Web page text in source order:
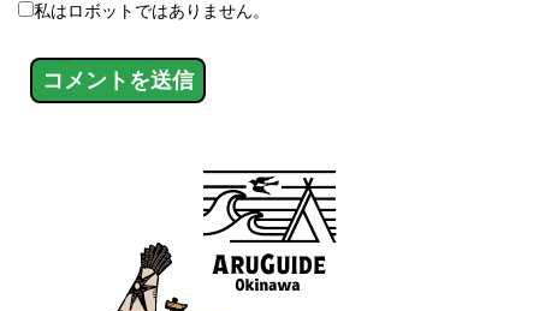
私はロボットではありません。